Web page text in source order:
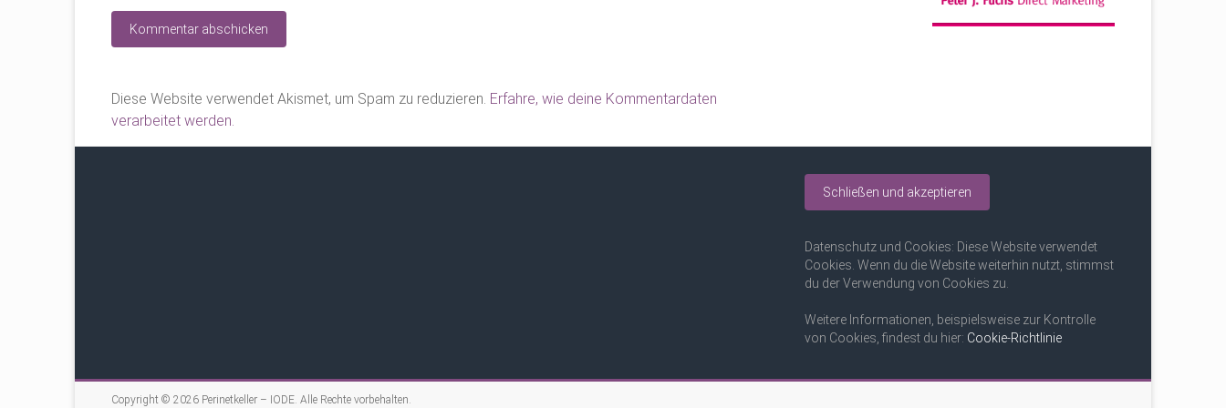
Diese Website verwendet Akismet, um Spam zu reduzieren. Erfahre, wie deine Kommentardaten
verarbeitet werden.
Datenschutz und Cookies: Diese Website verwendet
Cookies. Wenn du die Website weiterhin nutzt, stimmst
du der Verwendung von Cookies zu.
Weitere Informationen, beispielsweise zur Kontrolle
von Cookies, findest du hier: Cookie-Richtlinie
Copyright © 2026 Perinetkeller – IODE. Alle Rechte vorbehalten.